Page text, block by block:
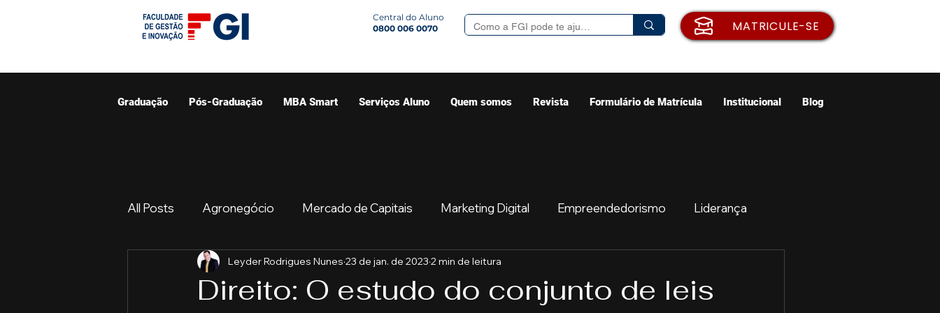
Central do Aluno
0800 006 0070
MATRICULE-SE
Graduação Pós-Graduação MBA Smart Serviços Aluno Quem somos Revista Formulário de Matrícula Institucional Blog
All Posts Agronegócio Mercado de Capitais Marketing Digital Empreendedorismo Liderança
Graduação Resumo do Mercado Sua comunidade
Direito: O estudo do conjunto de leis
Leyder Rodrigues Nunes 23 de jan. de 2023 2 min de leitura